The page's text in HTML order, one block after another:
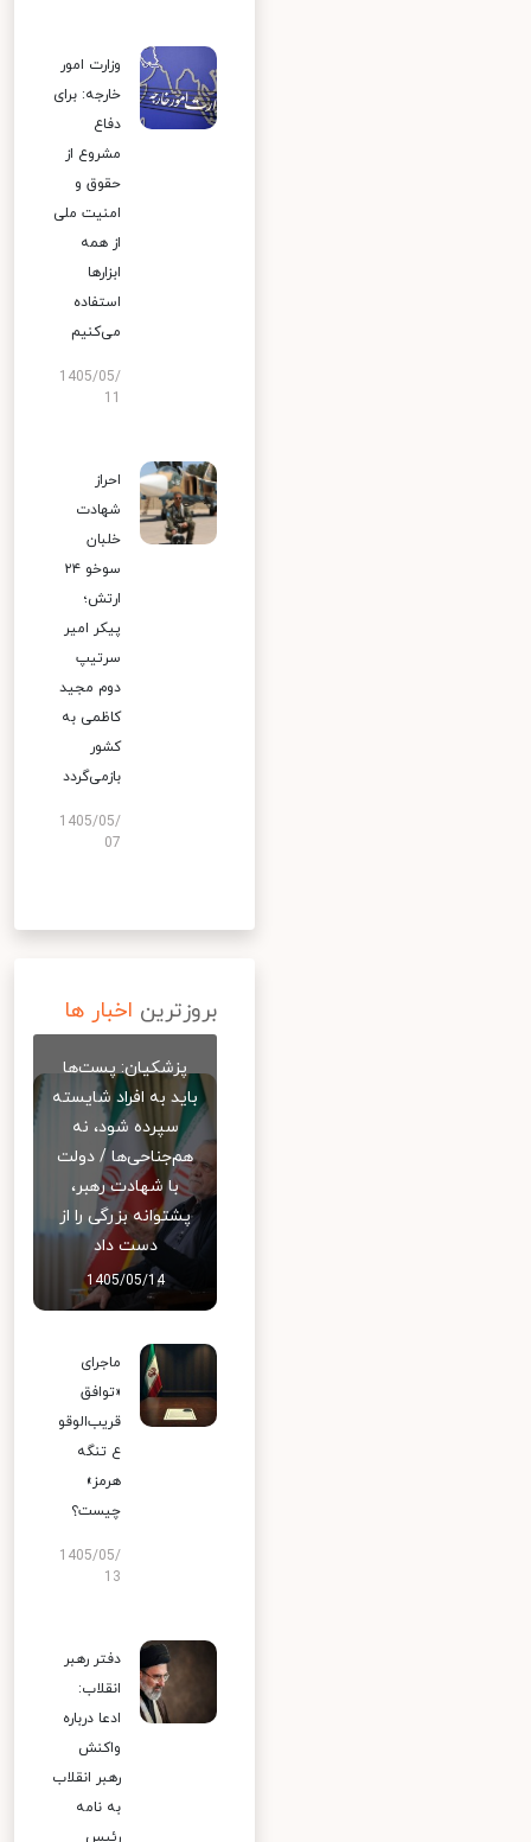
وزارت امور
خارجه: برای
دفاع
مشروع از
حقوق و
امنیت ملی
از همه
ابزارها
استفاده
می‌کنیم
1405/05/
احراز
شهادت
خلبان
سوخو ۲۴
ارتش؛
پیکر امیر
سرتیپ
دوم مجید
کاظمی به
کشور
بازمی‌گردد
1405/05/
07
بروزترین اخبار ها
پزشکیان: پست‌ها
باید به افراد شایسته
سپرده شود، نه
هم‌جناحی‌ها / دولت
با شهادت رهبر،
پشتوانه بزرگی را از
دست داد
1405/05/14
ماجرای
«توافق
قریب‌الوقو
ع تنگه
هرمز»
چیست؟
1405/05/
13
دفتر رهبر
انقلاب:
ادعا درباره
واکنش
رهبر انقلاب
به نامه
رئیس